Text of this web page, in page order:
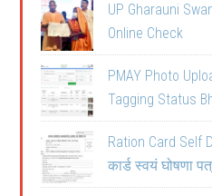
UP Gharauni
Online Check
PMAY Photo
Tagging Status
Ration Card Self
कार्ड स्वयं घोषणा